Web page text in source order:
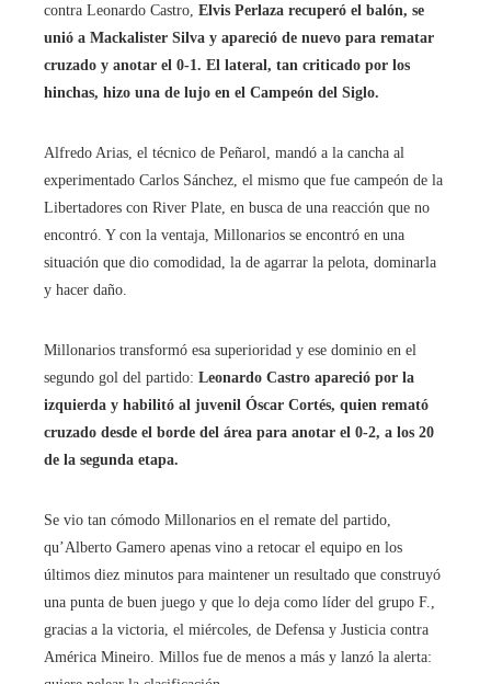
contra Leonardo Castro, Elvis Perlaza recuperó el balón, se
unió a Mackalister Silva y apareció de nuevo para rematar
cruzado y anotar el 0-1. El lateral, tan criticado por los
hinchas, hizo una de lujo en el Campeón del Siglo.
Alfredo Arias, el técnico de Peñarol, mandó a la cancha al
experimentado Carlos Sánchez, el mismo que fue campeón de la
Libertadores con River Plate, en busca de una reacción que no
encontró. Y con la ventaja, Millonarios se encontró en una
situación que dio comodidad, la de agarrar la pelota, dominarla
y hacer daño.
Millonarios transformó esa superioridad y ese dominio en el
segundo gol del partido: Leonardo Castro apareció por la
izquierda y habilitó al juvenil Óscar Cortés, quien remató
cruzado desde el borde del área para anotar el 0-2, a los 20
de la segunda etapa.
Se vio tan cómodo Millonarios en el remate del partido,
qu’Alberto Gamero apenas vino a retocar el equipo en los
últimos diez minutos para maintener un resultado que construyó
una punta de buen juego y que lo deja como líder del grupo F.,
gracias a la victoria, el miércoles, de Defensa y Justicia contra
América Mineiro. Millos fue de menos a más y lanzó la alerta: